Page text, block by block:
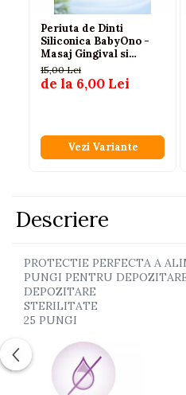
Periuta de Dinti
Siliconica BabyOno -
Masaj Gingival si
Curatare Delicata
15,00 Lei
de la 6,00 Lei
Vezi Variante
Descriere
PROTECTIE PERFECTA A
PUNGI PENTRU
DEPOZITARE
STERILITATE
25 PUNGI